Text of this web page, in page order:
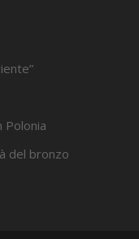
Polonia
del bronzo